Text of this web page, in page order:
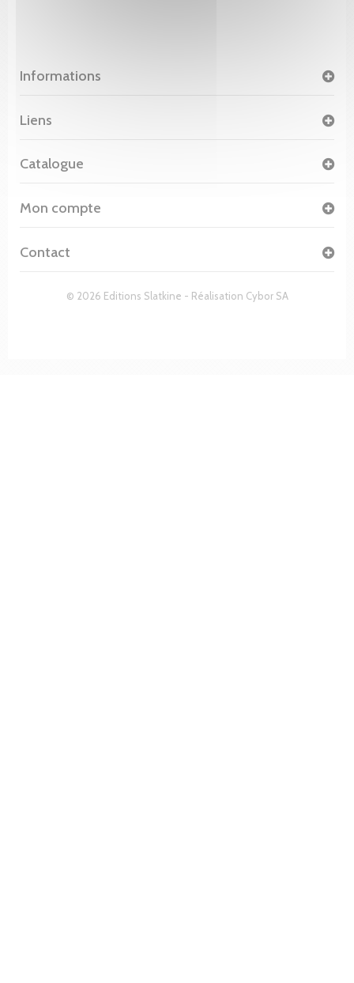
Informations
© 2026 Editions Slatkine - Réalisation Cybor SA
Liens
Catalogue
Mon compte
Contact